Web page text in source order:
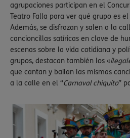
agrupaciones participan en el
Teatro Falla para ver qué grupo es
Además, se disfrazan y salen a la
cancioncillas satíricas en clave de
escenas sobre la vida cotidiana y
grupos, destacan también los «
que cantan y bailan las mismas
a la calle en el “Carnaval chiquito”